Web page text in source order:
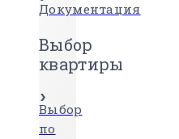
Документация
Выбор
квартиры
Выбор
по